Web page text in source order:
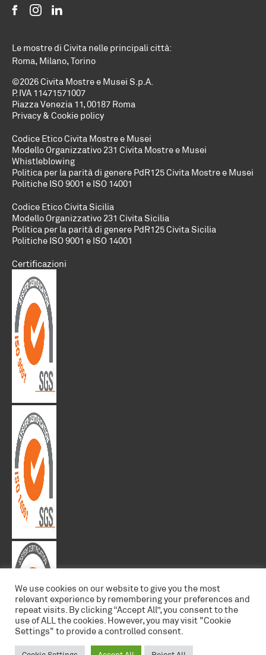
Le mostre di Civita nelle principali città:
Roma, Milano,Torino
©2026 Civita Mostre e Musei S.p.A.
P. IVA 11471571007
Piazza Venezia 11, 00187 Roma
Privacy & Cookie policy
Codice Etico Civita Mostre e Musei
Modello Organizzativo 231 Civita Mostre e Musei
Whistleblowing
Politica per la parità di genere PdR125 Civita Mostre e Musei
Politiche ISO 9001 e ISO 14001
Codice Etico Civita Sicilia
Modello Organizzativo 231 Civita Sicilia
Politica per la parità di genere PdR125 Civita Sicilia
Politiche ISO 9001 e ISO 14001
Certificazioni
We use cookies on our website to give you the most
relevant experience by remembering your preferences and
repeat visits. By clicking “Accept All”, you consent to the
use of ALL the cookies. However, you may visit "Cookie
Settings" to provide a controlled consent.